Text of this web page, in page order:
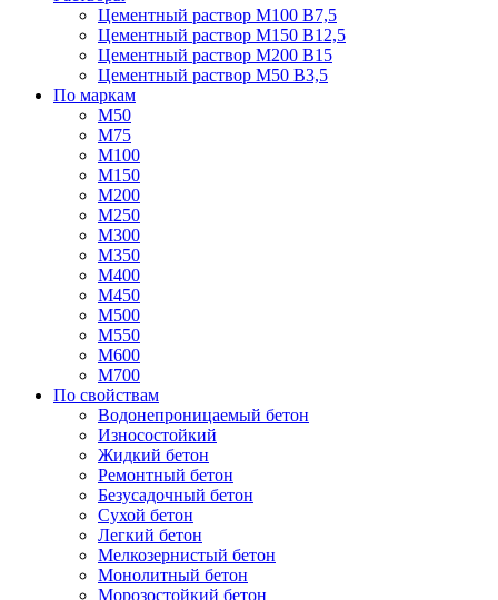
Цементный раствор М100 В7,5
Цементный раствор М150 В12,5
Цементный раствор М200 В15
Цементный раствор М50 В3,5
По маркам
М50
М75
М100
М150
М200
М250
М300
М350
М400
М450
М500
М550
М600
М700
По свойствам
Водонепроницаемый бетон
Износостойкий
Жидкий бетон
Ремонтный бетон
Безусадочный бетон
Сухой бетон
Легкий бетон
Мелкозернистый бетон
Монолитный бетон
Морозостойкий бетон